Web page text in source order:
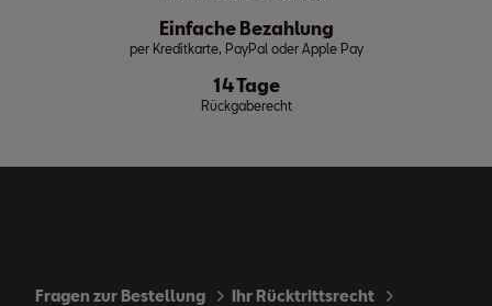
Einfache Bezahlung
per Kreditkarte, PayPal oder Apple Pay
14 Tage
Rückgaberecht
Fragen zur Bestellung
Ihr Rücktrittsrecht